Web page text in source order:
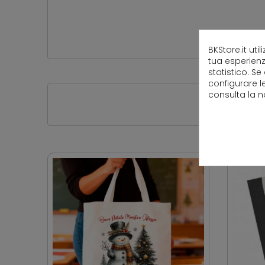
BKStore.it
tua
statistico.
configurare
consulta la